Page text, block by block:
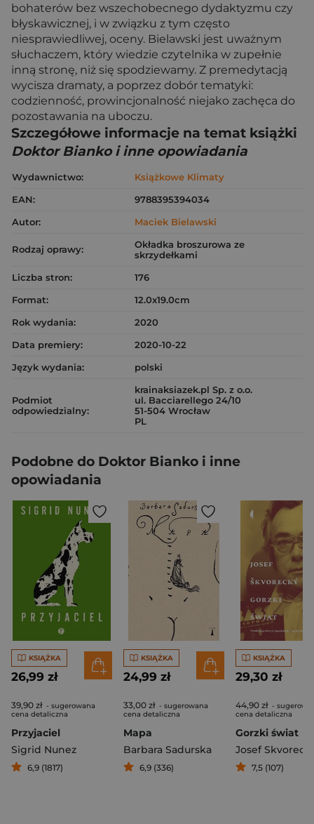
bohaterów bez wszechobecnego dydaktyzmu czy
błyskawicznej, i w związku z tym często
niesprawiedliwej, oceny. Bielawski jest uważnym
słuchaczem, który wiedzie czytelnika w zupełnie
inną stronę, niż się spodziewamy. Z premedytacją
wycisza dramaty, a poprzez dobór tematyki:
codzienność, prowincjonalność niejako zachęca do
pozostawania na uboczu.
Szczegółowe informacje na temat książki
Doktor Bianko i inne opowiadania
Wydawnictwo:
Książkowe Klimaty
EAN:
9788395394034
Autor:
Maciek Bielawski
Rodzaj oprawy:
Okładka broszurowa ze
skrzydełkami
Liczba stron:
176
Format:
12.0x19.0cm
Rok wydania:
2020
Data premiery:
2020-10-22
Język wydania:
polski
Podmiot
odpowiedzialny:
krainaksiazek.pl Sp. z o.o.
ul. Bacciarellego 24/10
51-504 Wrocław
PL
Podobne do Doktor Bianko i inne
opowiadania
KSIĄŻKA
26,99 zł
39,90 zł - sugerowana
cena detaliczna
Przyjaciel
Sigrid Nunez
6,9 (1817)
KSIĄŻKA
24,99 zł
33,00 zł - sugerowana
cena detaliczna
Mapa
Barbara Sadurska
6,9 (336)
KSIĄŻKA
29,30 zł
44,90 zł -
cena detaliczna
Gorzki świat
Josef
7,5 (107)